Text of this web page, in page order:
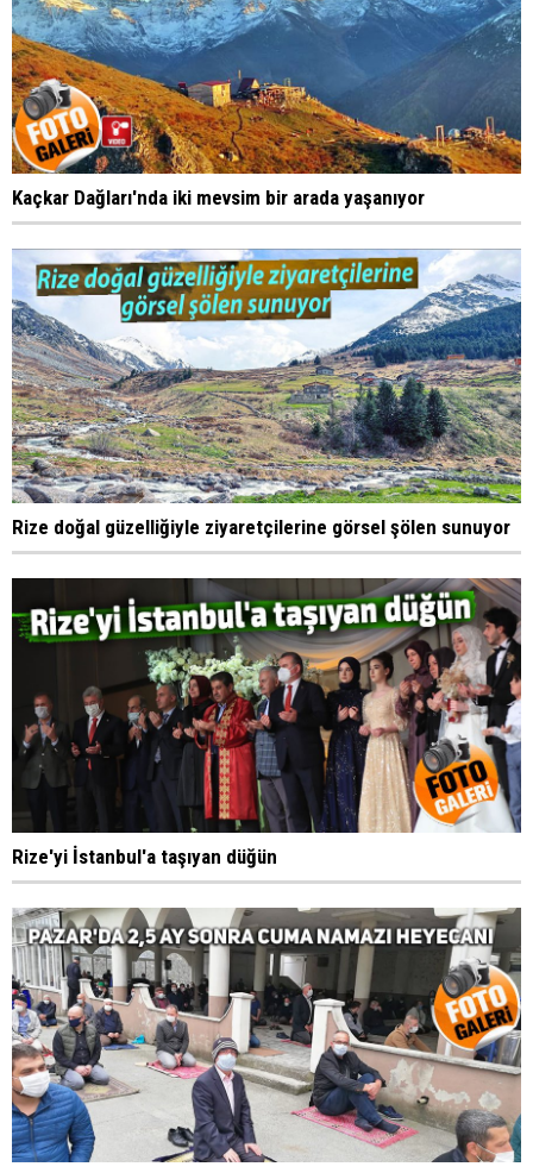
Kaçkar Dağları'nda iki mevsim bir arada yaşanıyor
Rize doğal güzelliğiyle ziyaretçilerine görsel şölen sunuyor
Rize'yi İstanbul'a taşıyan düğün